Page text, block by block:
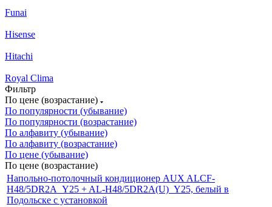
Funai
Hisense
Hitachi
Royal Clima
Фильтр
По цене (возрастание)
По популярности (убывание)
По популярности (возрастание)
По алфавиту (убывание)
По алфавиту (возрастание)
По цене (убывание)
По цене (возрастание)
Напольно-потолочный кондиционер AUX ALCF-
H48/5DR2A_Y25 + AL-H48/5DR2A(U)_Y25, белый в
Подольске с установкой